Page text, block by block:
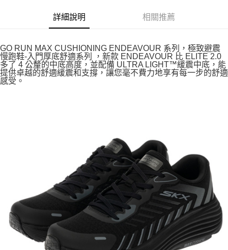
詳細說明 相關推薦
GO RUN MAX CUSHIONING ENDEAVOUR 系列，極致避震
慢跑鞋-入門厚底舒適系列 ，新款 ENDEAVOUR 比 ELITE 2.0
多了 4 公釐的中底高度，並配備 ULTRA LIGHT™緩震中底，能
提供卓越的舒適緩震和支撐，讓您毫不費力地享有每一步的舒適
感受。